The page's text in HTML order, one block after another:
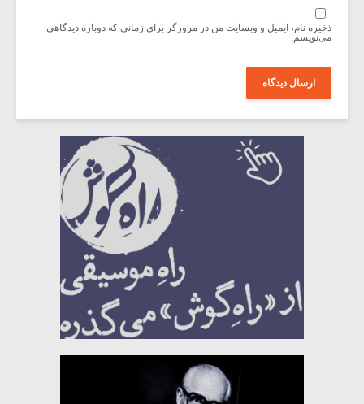
ذخیره نام، ایمیل و وبسایت من در مرورگر برای زمانی که دوباره دیدگاهی
می‌نویسم.